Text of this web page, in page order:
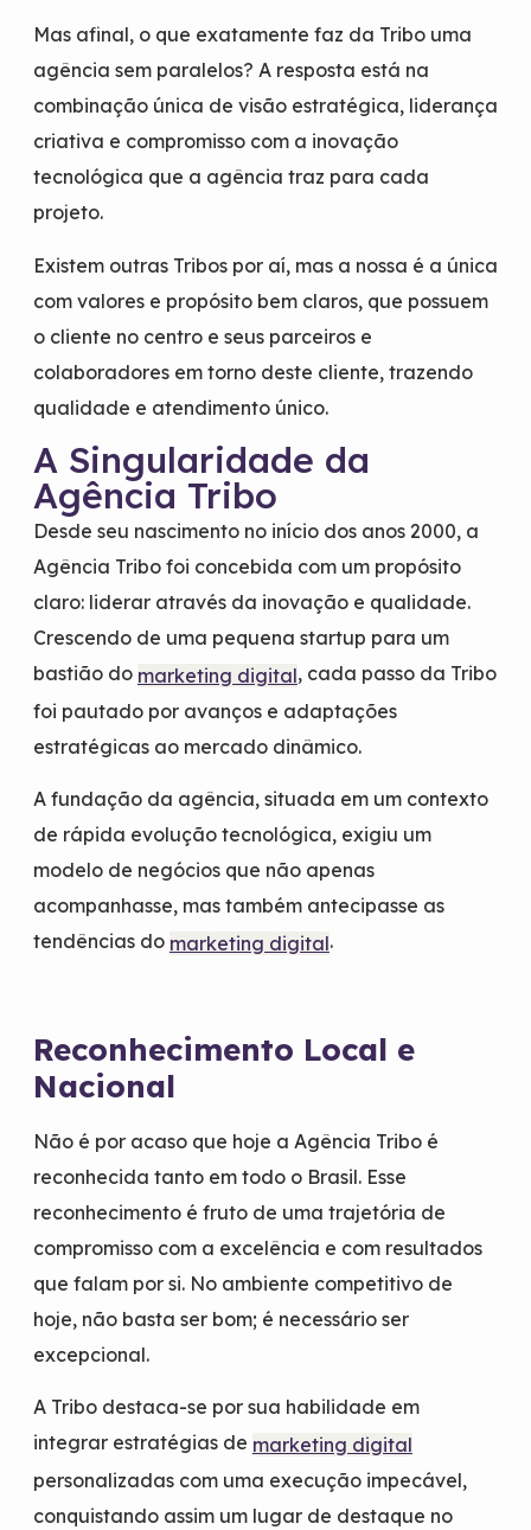
Mas afinal, o que exatamente faz da Tribo uma
agência sem paralelos? A resposta está na
combinação única de visão estratégica, liderança
criativa e compromisso com a inovação
tecnológica que a agência traz para cada
projeto.
Existem outras Tribos por aí, mas a nossa é a única
com valores e propósito bem claros, que possuem
o cliente no centro e seus parceiros e
colaboradores em torno deste cliente, trazendo
qualidade e atendimento único.
A Singularidade da
Agência Tribo
Desde seu nascimento no início dos anos 2000, a
Agência Tribo foi concebida com um propósito
claro: liderar através da inovação e qualidade.
Crescendo de uma pequena startup para um
bastião do marketing digital, cada passo da Tribo
foi pautado por avanços e adaptações
estratégicas ao mercado dinâmico.
A fundação da agência, situada em um contexto
de rápida evolução tecnológica, exigiu um
modelo de negócios que não apenas
acompanhasse, mas também antecipasse as
tendências do marketing digital.
Reconhecimento Local e
Nacional
Não é por acaso que hoje a Agência Tribo é
reconhecida tanto em todo o Brasil. Esse
reconhecimento é fruto de uma trajetória de
compromisso com a excelência e com resultados
que falam por si. No ambiente competitivo de
hoje, não basta ser bom; é necessário ser
excepcional.
A Tribo destaca-se por sua habilidade em
integrar estratégias de marketing digital
personalizadas com uma execução impecável,
conquistando assim um lugar de destaque no